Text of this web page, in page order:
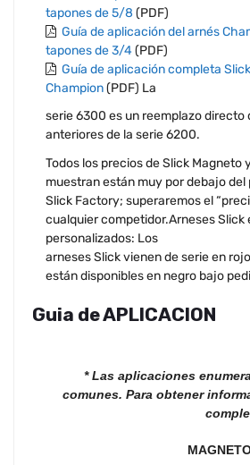
tapones de 5/8 (PDF)
Guía de aplicación del arnés
tapones de 3/4(PDF)
Guía de aplicación completa
Champion(PDF) La
serie 6300 es un reemplazo directo
anteriores de la serie 6200.
Todos los precios de Slick Magneto
muestran están muy por debajo del
Slick Factory; superaremos el
cualquier competidor.Arneses Slick
personalizados: Los
arneses Slick vienen de serie en
están disponibles en negro bajo
Guia de APLICACION
* Las aplicaciones
comunes. Para obtener